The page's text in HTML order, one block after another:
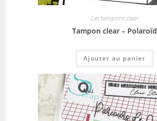
Les tampons clear
Tampon clear – Polaroïd
Ajouter au panier